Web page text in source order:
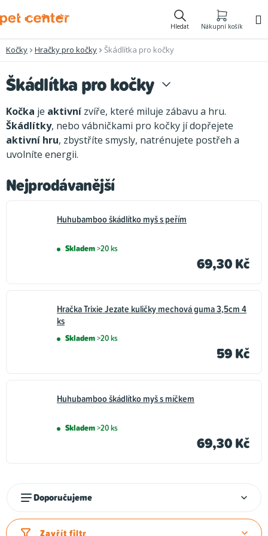
na
Hledat Nákupní košík
Kočky Hračky pro kočky Škádlítka pro kočky
Škádlítka pro kočky
Kočka je aktivní zvíře, které miluje zábavu a hru.
Škádlítky, nebo vábničkami pro kočky jí dopřejete
aktivní hru, zbystříte smysly, natrénujete postřeh a
uvolníte energii.
Nejprodávanější
Huhubamboo škádlítko myš s peřím
Skladem>20 ks
69,30 Kč
Hračka Trixie Jezate kuličky mechová guma 3,5cm 4
ks
Skladem>20 ks
59 Kč
Huhubamboo škádlítko myš s míčkem
Skladem>20 ks
69,30 Kč
z
Doporučujeme
Zavřít filtr